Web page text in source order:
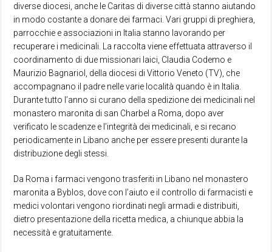
diverse diocesi, anche le Caritas di diverse città stanno aiutando
in modo costante a donare dei farmaci. Vari gruppi di preghiera,
parrocchie e associazioni in Italia stanno lavorando per
recuperare i medicinali. La raccolta viene effettuata attraverso il
coordinamento di due missionari laici, Claudia Codemo e
Maurizio Bagnariol, della diocesi di Vittorio Veneto (TV), che
accompagnano il padre nelle varie località quando è in Italia.
Durante tutto l’anno si curano della spedizione dei medicinali nel
monastero maronita di san Charbel a Roma, dopo aver
verificato le scadenze e l’integrità dei medicinali, e si recano
periodicamente in Libano anche per essere presenti durante la
distribuzione degli stessi.
Da Roma i farmaci vengono trasferiti in Libano nel monastero
maronita a Byblos, dove con l’aiuto e il controllo di farmacisti e
medici volontari vengono riordinati negli armadi e distribuiti,
dietro presentazione della ricetta medica, a chiunque abbia la
necessità e gratuitamente.